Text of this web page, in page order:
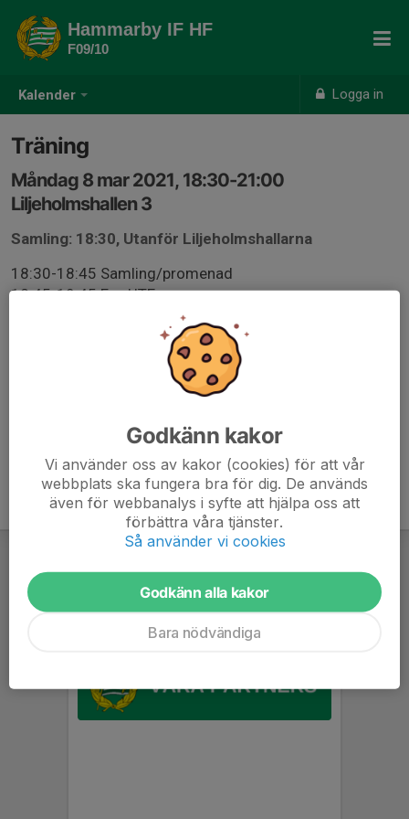
Kalender Logga in
Hammarby IF HF
F09/10
Träning
Måndag 8 mar 2021, 18:30-21:00
Liljeholmshallen 3
Samling: 18:30, Utanför Liljeholmshallarna
18:30-18:45 Samling/promenad
18:45-19:45 Fys UTE
Godkänn kakor
Vi använder oss av kakor (cookies) för att vår
webbplats ska fungera bra för dig. De används
även för webbanalys i syfte att hjälpa oss att
förbättra våra tjänster.
Så använder vi cookies
Godkänn alla kakor
Bara nödvändiga